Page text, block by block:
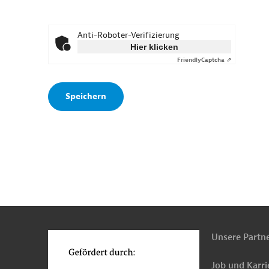
Anti-Roboter-Verifizierung
Hier klicken
FriendlyCaptcha ⇗
Unsere
Job und